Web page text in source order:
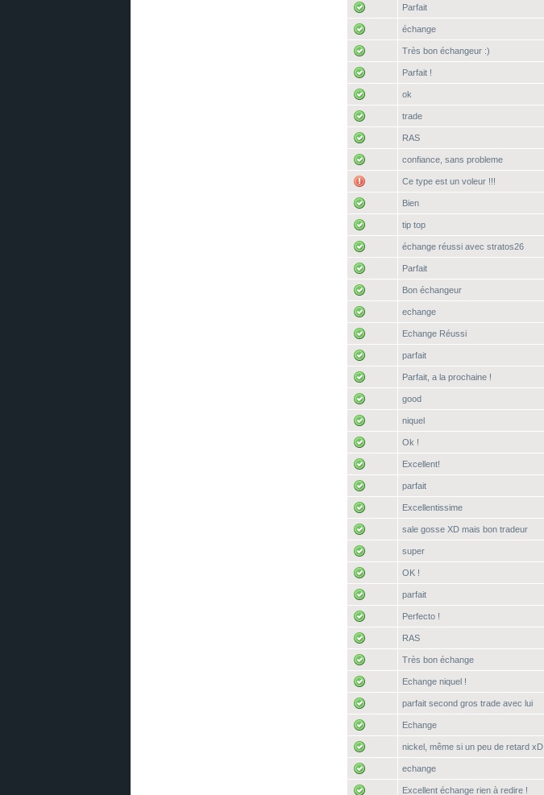
Parfait
échange
Très bon échangeur :)
Parfait !
ok
trade
RAS
confiance, sans probleme
Ce type est un voleur !!!
Bien
tip top
échange réussi avec stratos26
Parfait
Bon échangeur
echange
Echange Réussi
parfait
Parfait, a la prochaine !
good
niquel
Ok !
Excellent!
parfait
Excellentissime
sale gosse XD mais bon tradeur
super
OK !
parfait
Perfecto !
RAS
Très bon échange
Echange niquel !
parfait second gros trade avec lui
Echange
nickel, même si un peu de retard xD
echange
Excellent échange rien à redire !